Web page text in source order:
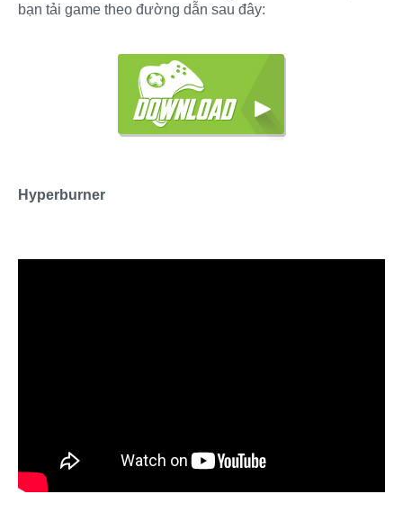
bạn tải game theo đường dẫn sau đây:
Hyperburner